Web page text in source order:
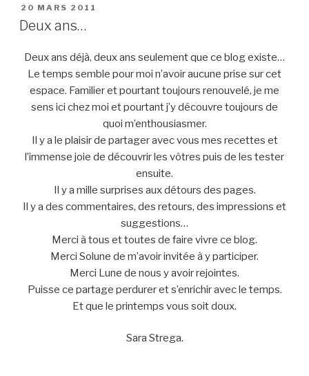
PUBLIÉ
LE
20 MARS 2011
Deux ans…
Deux ans déjà, deux ans seulement que ce blog existe…
Le temps semble pour moi n’avoir aucune prise sur cet
espace. Familier et pourtant toujours renouvelé, je me
sens ici chez moi et pourtant j’y découvre toujours de
quoi m’enthousiasmer.
Il y a le plaisir de partager avec vous mes recettes et
l’immense joie de découvrir les vôtres puis de les tester
ensuite.
Il y a mille surprises aux détours des pages.
Il y a des commentaires, des retours, des impressions et
suggestions…
Merci à tous et toutes de faire vivre ce blog.
Merci Solune de m’avoir invitée à y participer.
Merci Lune de nous y avoir rejointes.
Puisse ce partage perdurer et s’enrichir avec le temps.
Et que le printemps vous soit doux.
Sara Strega.